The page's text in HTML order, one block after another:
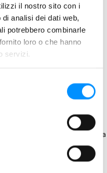
il nostro sito con i
analisi dei dati web,
potrebbero combinarle
loro o che hanno
servizi.
andati a finire? Voglio
ogni 15 minuti. Siamo la
di salute hippie. Mettete
casa all'angolo. Voglio
si siedono nel loro nuovo